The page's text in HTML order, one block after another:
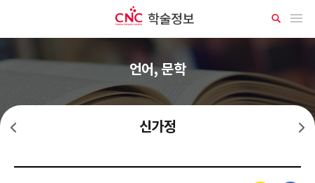
메뉴 열기
상
세
언어, 문학
신가정 신여자